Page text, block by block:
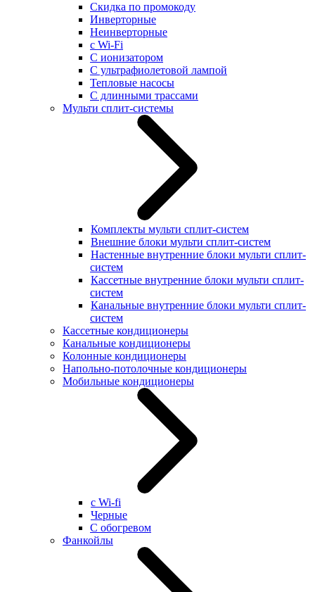
Скидка по промокоду
Инверторные
Неинверторные
с Wi-Fi
С ионизатором
С ультрафиолетовой лампой
Тепловые насосы
С длинными трассами
Мульти сплит-системы
Комплекты мульти сплит-систем
Внешние блоки мульти сплит-систем
Настенные внутренние блоки мульти сплит-
систем
Кассетные внутренние блоки мульти сплит-
систем
Канальные внутренние блоки мульти сплит-
систем
Кассетные кондиционеры
Канальные кондиционеры
Колонные кондиционеры
Напольно-потолочные кондиционеры
Мобильные кондиционеры
с Wi-fi
Черные
С обогревом
Фанкойлы